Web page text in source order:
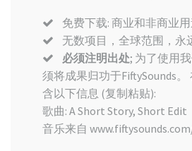
免费下载: 商业和非商业用
无数项目，全球范围，永
必须注明出处; 为了使用
须将成果归功于FiftySounds
含以下信息 (复制粘贴):
歌曲: A Short Story, Short Edit
音乐来自